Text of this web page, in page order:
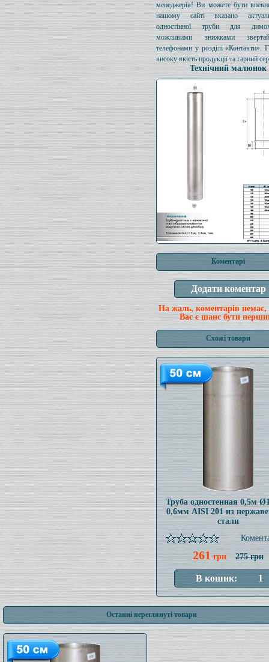
менеджерів! Ви можете бути
нашому сайті вказано
одностінної труби для
можливими знижками
телефонами у розділі «Контакти».
високу якість продукції та гарний
Технічний малюнок
Коментарі
На жаль, коментарів немає,
Вас є шанс бути
Схожі товари
Труба одностенная 0,5м
0,6мм AISI 201 из
стали
261 грн 275 грн
Останні переглянуті товари